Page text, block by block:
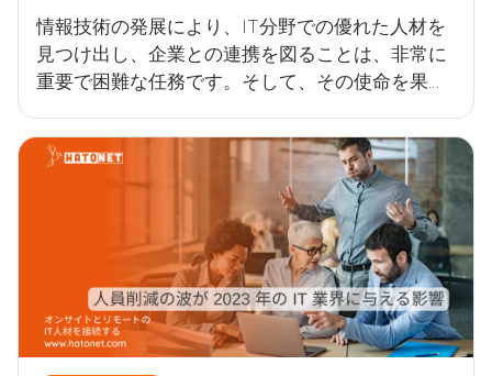
情報技術の発展により、IT分野での優れた人材を
見つけ出し、企業との連携を図ることは、非常に
重要で困難な任務です。そして、その使命を果た
トは独自の取引プラットフォームとなり、ITの才
能と企業が出会い、協力することで、技術分野で
重要な進展を生み出すことができる場所となりま